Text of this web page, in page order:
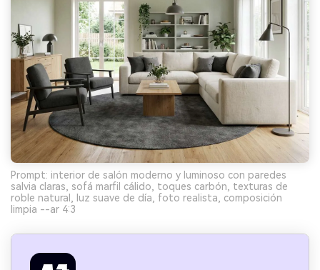
Prompt: interior de salón moderno y luminoso con paredes
salvia claras, sofá marfil cálido, toques carbón, texturas de
roble natural, luz suave de día, foto realista, composición
limpia --ar 4:3